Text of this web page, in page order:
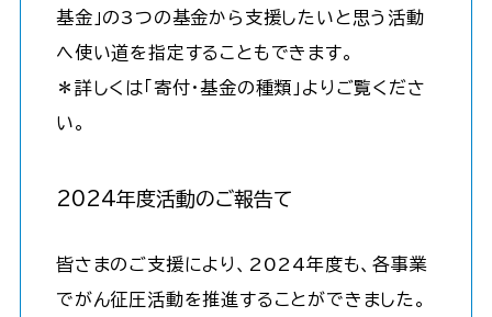
基金」の3つの基金から支援したいと思う活動
へ使い道を指定することもできます。
＊詳しくは「寄付・基金の種類」よりご覧くださ
い。
2024年度活動のご報告て
皆さまのご支援により、2024年度も、各事業
でがん征圧活動を推進することができました。